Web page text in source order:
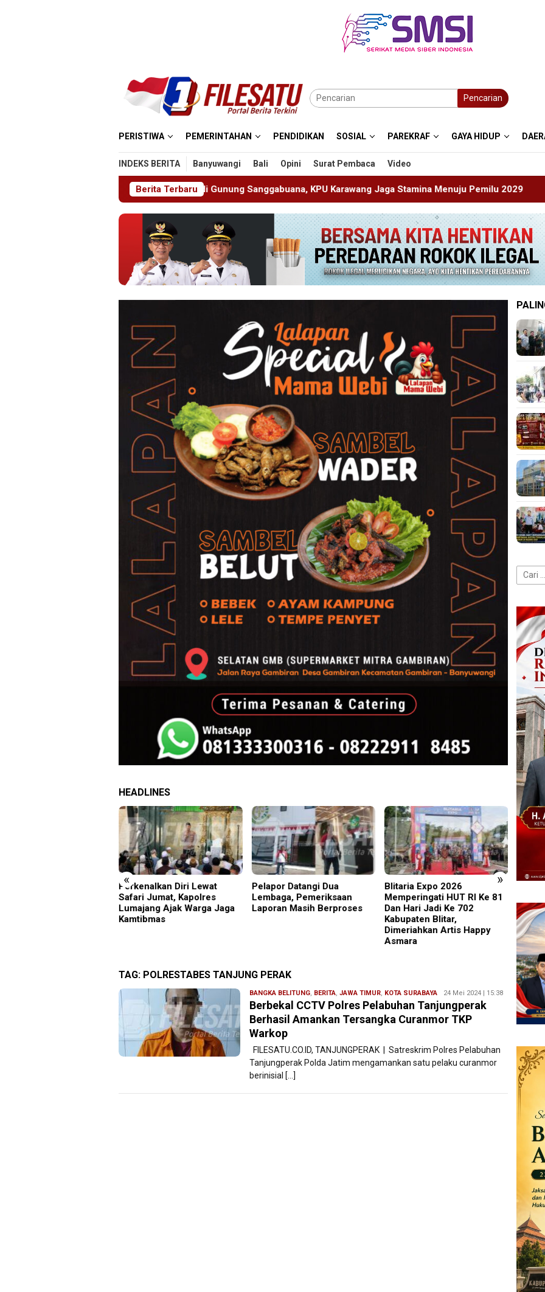
Pencarian
PERISTIWA PEMERINTAHAN PENDIDIKAN SOSIAL PAREKRAF GAYA HIDUP
INDEKS BERITA Banyuwangi Bali Opini Surat Pembaca Video
Berita Terbaru
Sambut HUT RI ke-81 di Gunung Sanggabuana, KPU Karawang Jaga Stamina Menuju Pemilu 2029 Perkenalkan Diri
HEADLINES
« »
Perkenalkan Diri Lewat
Safari Jumat, Kapolres
Lumajang Ajak Warga Jaga
Kamtibmas
Pelapor Datangi Dua
Lembaga, Pemeriksaan
Laporan Masih Berproses
Blitaria Expo 2026
Memperingati HUT RI Ke 81
Dan Hari Jadi Ke 702
Kabupaten Blitar,
Dimeriahkan Artis Happy
Asmara
TAG: POLRESTABES TANJUNG PERAK
BANGKA BELITUNG, BERITA, JAWA TIMUR, KOTA SURABAYA Redaksi
Filesatu
24 Mei 2024 | 15:38
Berbekal CCTV Polres Pelabuhan Tanjungperak
Berhasil Amankan Tersangka Curanmor TKP
Warkop
FILESATU.CO.ID, TANJUNGPERAK | Satreskrim Polres Pelabuhan
Tanjungperak Polda Jatim mengamankan satu pelaku curanmor
berinisial […]
Cari
untuk: